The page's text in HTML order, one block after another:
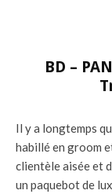
BD –
Il y a longtemps
habillé en groom
clientèle aisée et
un paquebot de